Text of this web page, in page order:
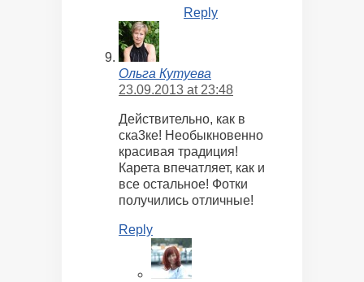
Reply
Ольга Кутуева
23.09.2013 at 23:48
Действительно, как в
ска3ке! Необыкновенно
красивая традиция!
Карета впечатляет, как и
все остальное! Фотки
получились отличные!
Reply